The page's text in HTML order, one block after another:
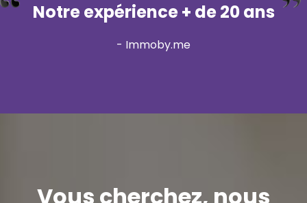
Notre expérience + de 20 ans
- Immoby.me
Vous cherchez, nous